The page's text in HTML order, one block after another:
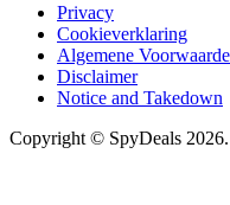
Privacy
Cookieverklaring
Algemene
Disclaimer
Notice and Takedown
Copyright © SpyDeals